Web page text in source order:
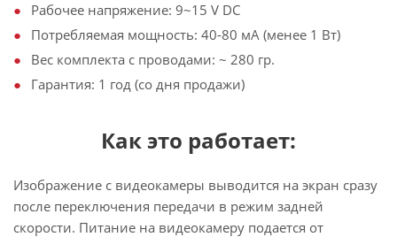
Рабочее напряжение: 9~15 V DC
Потребляемая мощность: 40-80 мА (менее 1 Вт)
Вес комплекта с проводами: ~ 280 гр.
Гарантия: 1 год (со дня продажи)
Как это работает:
Изображение с видеокамеры выводится на экран сразу
после переключения передачи в режим задней
скорости. Питание на видеокамеру подается от